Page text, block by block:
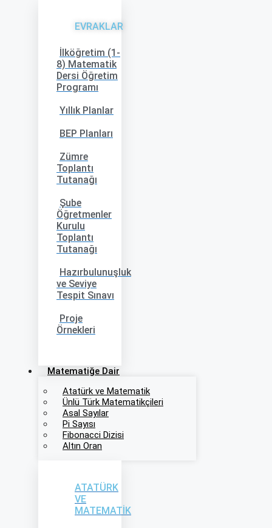
EVRAKLAR
İlköğretim (1-
8) Matematik
Dersi Öğretim
Programı
Yıllık Planlar
BEP Planları
Zümre
Toplantı
Tutanağı
Şube
Öğretmenler
Kurulu
Toplantı
Tutanağı
Hazırbulunuşluk
ve Seviye
Tespit Sınavı
Proje
Örnekleri
Matematiğe Dair
Atatürk ve Matematik
Ünlü Türk Matematikçileri
Asal Sayılar
Pi Sayısı
Fibonacci Dizisi
Altın Oran
ATATÜRK
VE
MATEMATIK